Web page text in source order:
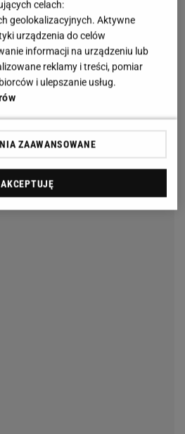
celach:
geolokalizacyjnych. Aktywne
urządzenia do celów
informacji na urządzeniu lub
reklamy i treści, pomiar
i ulepszanie usług.
ZAAWANSOWANE
AKCEPTUJĘ